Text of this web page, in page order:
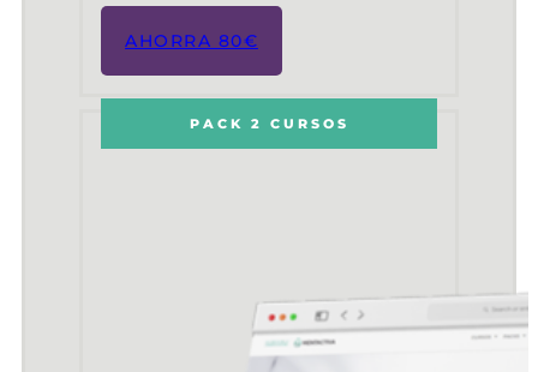
AHORRA 80€
PACK 2 CURSOS